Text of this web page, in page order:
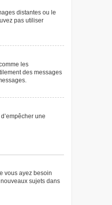
distantes ou le
pas utiliser
les
des messages
une
vous ayez besoin
sujets dans